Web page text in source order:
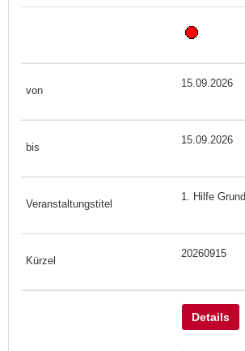
15.09.2026
15.09.2026
1. Hilfe
20260915
Details